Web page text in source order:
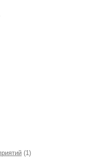
(1)